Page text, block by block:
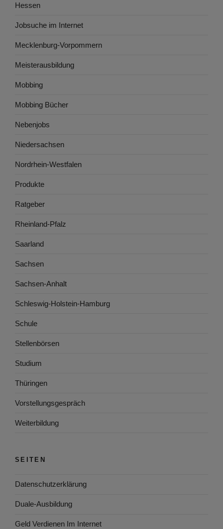
Hessen
Jobsuche im Internet
Mecklenburg-Vorpommern
Meisterausbildung
Mobbing
Mobbing Bücher
Nebenjobs
Niedersachsen
Nordrhein-Westfalen
Produkte
Ratgeber
Rheinland-Pfalz
Saarland
Sachsen
Sachsen-Anhalt
Schleswig-Holstein-Hamburg
Schule
Stellenbörsen
Studium
Thüringen
Vorstellungsgespräch
Weiterbildung
SEITEN
Datenschutzerklärung
Duale-Ausbildung
Geld Verdienen Im Internet